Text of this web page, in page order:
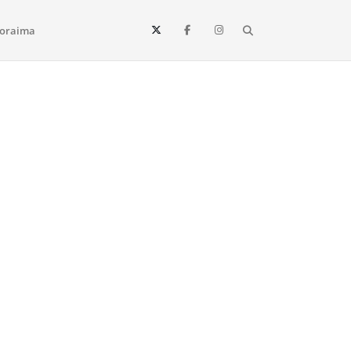
e todo o estado de Roraima. Fique sempre informado